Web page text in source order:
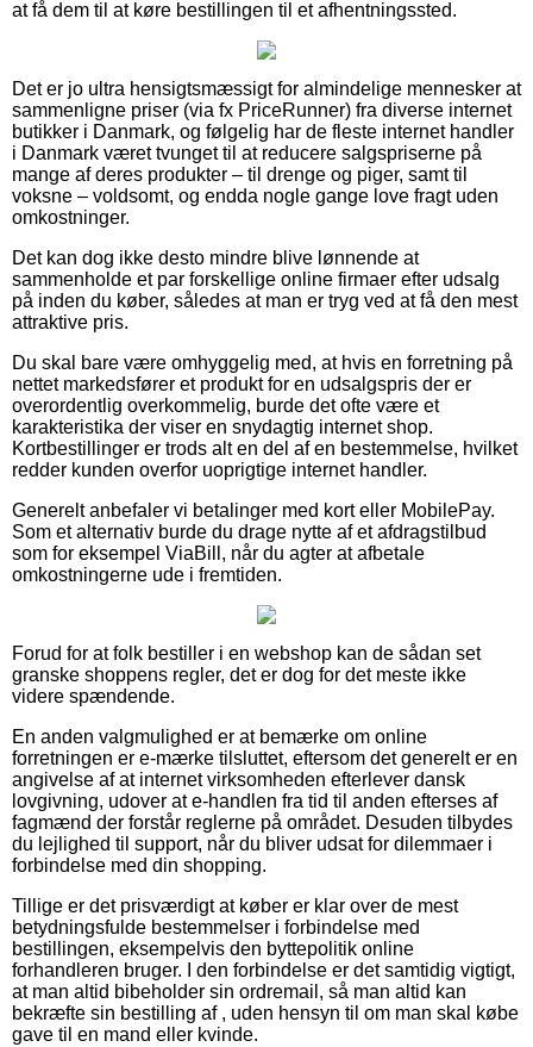
at få dem til at køre bestillingen til et afhentningssted.
Det er jo ultra hensigtsmæssigt for almindelige mennesker at
sammenligne priser (via fx PriceRunner) fra diverse internet
butikker i Danmark, og følgelig har de fleste internet handler
i Danmark været tvunget til at reducere salgspriserne på
mange af deres produkter – til drenge og piger, samt til
voksne – voldsomt, og endda nogle gange love fragt uden
omkostninger.
Det kan dog ikke desto mindre blive lønnende at
sammenholde et par forskellige online firmaer efter udsalg
på inden du køber, således at man er tryg ved at få den mest
attraktive pris.
Du skal bare være omhyggelig med, at hvis en forretning på
nettet markedsfører et produkt for en udsalgspris der er
overordentlig overkommelig, burde det ofte være et
karakteristika der viser en snydagtig internet shop.
Kortbestillinger er trods alt en del af en bestemmelse, hvilket
redder kunden overfor uoprigtige internet handler.
Generelt anbefaler vi betalinger med kort eller MobilePay.
Som et alternativ burde du drage nytte af et afdragstilbud
som for eksempel ViaBill, når du agter at afbetale
omkostningerne ude i fremtiden.
Forud for at folk bestiller i en webshop kan de sådan set
granske shoppens regler, det er dog for det meste ikke
videre spændende.
En anden valgmulighed er at bemærke om online
forretningen er e-mærke tilsluttet, eftersom det generelt er en
angivelse af at internet virksomheden efterlever dansk
lovgivning, udover at e-handlen fra tid til anden efterses af
fagmænd der forstår reglerne på området. Desuden tilbydes
du lejlighed til support, når du bliver udsat for dilemmaer i
forbindelse med din shopping.
Tillige er det prisværdigt at køber er klar over de mest
betydningsfulde bestemmelser i forbindelse med
bestillingen, eksempelvis den byttepolitik online
forhandleren bruger. I den forbindelse er det samtidig vigtigt,
at man altid bibeholder sin ordremail, så man altid kan
bekræfte sin bestilling af , uden hensyn til om man skal købe
gave til en mand eller kvinde.